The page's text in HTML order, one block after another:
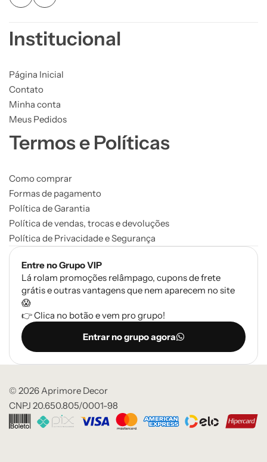
Institucional
Página Inicial
Contato
Minha conta
Meus Pedidos
Termos e Políticas
Como comprar
Formas de pagamento
Política de Garantia
Política de vendas, trocas e devoluções
Política de Privacidade e Segurança
Entre no Grupo VIP
Lá rolam promoções relâmpago, cupons de frete
grátis e outras vantagens que nem aparecem no site
😱
👉 Clica no botão e vem pro grupo!
Entrar no grupo agora
© 2026 Aprimore Decor
CNPJ 20.650.805/0001-98